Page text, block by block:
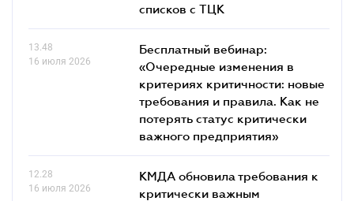
списков c ТЦК
13.48
16 июля 2026
Бесплатный вебинар:
«Очередные изменения в
критериях критичности: новые
требования и правила. Как не
потерять статус критически
важного предприятия»
12.28
16 июля 2026
КМДА обновила требования к
критически важным